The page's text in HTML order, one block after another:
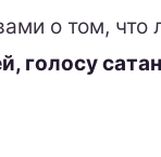
о том,
голосу